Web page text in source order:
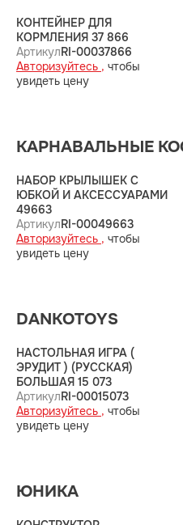
КОНТЕЙНЕР ДЛЯ
КОРМЛЕНИЯ 37 866
АртикулRI-00037866
Авторизуйтесь , чтобы
увидеть цену
КАРНАВАЛЬНЫЕ
НАБОР КРЫЛЫШЕК С
ЮБКОЙ И АКСЕССУАРАМИ
49663
АртикулRI-00049663
Авторизуйтесь , чтобы
увидеть цену
DANKOTOYS
НАСТОЛЬНАЯ ИГРА (
ЭРУДИТ ) (РУССКАЯ)
БОЛЬШАЯ 15 073
АртикулRI-00015073
Авторизуйтесь , чтобы
увидеть цену
ЮНИКА